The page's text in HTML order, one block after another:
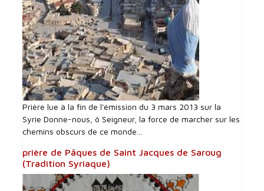
Prière lue à la fin de l'émission du 3 mars 2013 sur la
Syrie Donne-nous, ô Seigneur, la force de marcher sur les
chemins obscurs de ce monde...
prière de Pâques de Saint Jacques de Saroug
(Tradition Syriaque)